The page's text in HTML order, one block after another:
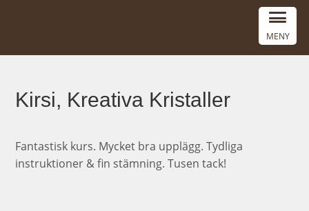
MENY
Kirsi, Kreativa Kristaller
Fantastisk kurs. Mycket bra upplägg. Tydliga
instruktioner & fin stämning. Tusen tack!